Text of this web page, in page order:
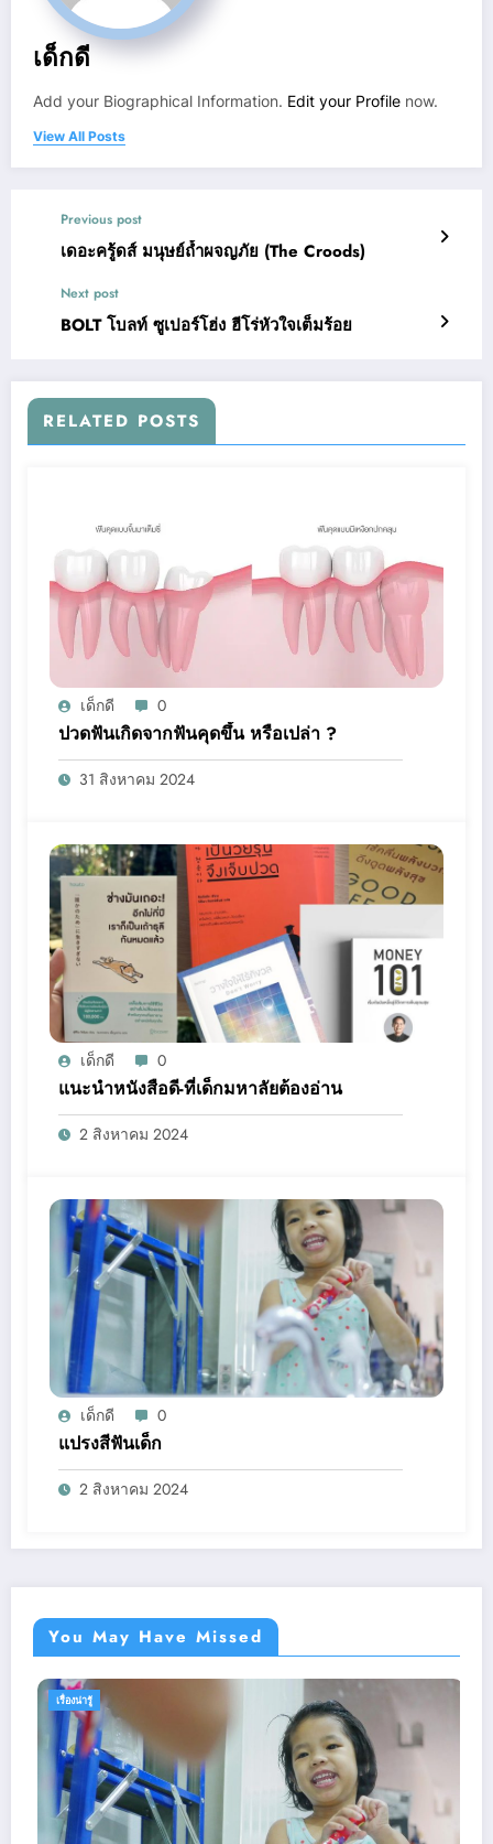
เด็กดี
Add your Biographical Information. Edit your Profile now.
View All Posts
Previous post
เดอะครู้ดส์ มนุษย์ถ้ำผจญภัย (The Croods)
Next post
BOLT โบลท์ ซูเปอร์โฮ่ง ฮีโร่หัวใจเต็มร้อย
RELATED POSTS
เด็กดี 0
ปวดฟันเกิดจากฟันคุดขึ้น หรือเปล่า ?
31 สิงหาคม 2024
เด็กดี 0
แนะนำหนังสือดี-ที่เด็กมหาลัยต้องอ่าน
2 สิงหาคม 2024
เด็กดี 0
แปรงสีฟันเด็ก
2 สิงหาคม 2024
You May Have Missed